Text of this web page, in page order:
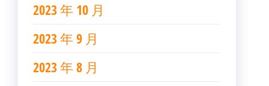
2023 年 10 月
2023 年 9 月
2023 年 8 月